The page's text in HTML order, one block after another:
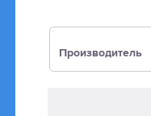
Производитель